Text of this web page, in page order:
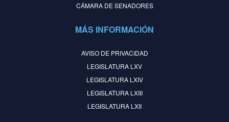
CÁMARA DE SENADORES
MÁS INFORMACIÓN
AVISO DE PRIVACIDAD
LEGISLATURA LXV
LEGISLATURA LXIV
LEGISLATURA LXIII
LEGISLATURA LXII